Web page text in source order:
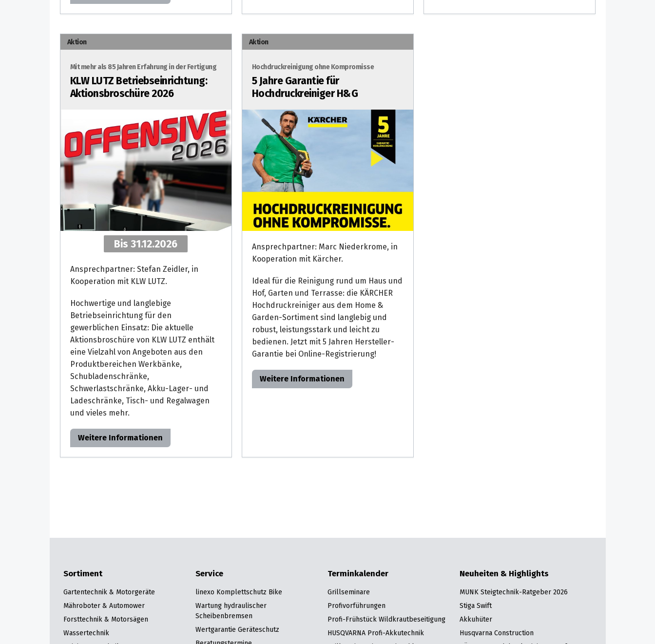
Aktion
Mit mehr als 85 Jahren Erfahrung in der Fertigung
KLW LUTZ Betriebseinrichtung:
Aktionsbroschüre 2026
Bis 31.12.2026
Ansprechpartner: Stefan Zeidler, in
Kooperation mit KLW LUTZ.
Hochwertige und langlebige
Betriebseinrichtung für den
gewerblichen Einsatz: Die aktuelle
Aktionsbroschüre von KLW LUTZ enthält
eine Vielzahl von Angeboten aus den
Produktbereichen Werkbänke,
Schubladenschränke,
Schwerlastschränke, Akku-Lager- und
Ladeschränke, Tisch- und Regalwagen
und vieles mehr.
Weitere Informationen
Aktion
Hochdruckreinigung ohne Kompromisse
5 Jahre Garantie für
Hochdruckreiniger H&G
Ansprechpartner: Marc Niederkrome, in
Kooperation mit Kärcher.
Ideal für die Reinigung rund um Haus und
Hof, Garten und Terrasse: die KÄRCHER
Hochdruckreiniger aus dem Home &
Garden-Sortiment sind langlebig und
robust, leistungsstark und leicht zu
bedienen. Jetzt mit 5 Jahren Hersteller-
Garantie bei Online-Registrierung!
Weitere Informationen
Sortiment
Gartentechnik & Motorgeräte
Mähroboter & Automower
Forsttechnik & Motorsägen
Wassertechnik
Service
linexo Komplettschutz Bike
Wartung hydraulischer
Scheibenbremsen
Wertgarantie Geräteschutz
Terminkalender
Grillseminare
Profivorführungen
Profi-Frühstück Wildkrautbeseitigung
HUSQVARNA Profi-Akkutechnik
Neuheiten & Highlights
MUNK Steigtechnik-Ratgeber 2026
Stiga Swift
Akkuhüter
Husqvarna Construction